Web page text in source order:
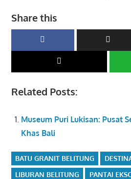
Share this
Related Posts:
Museum Puri Lukisan: Pusat
Khas Bali
BATU GRANIT BELITUNG
LIBURAN BELITUNG
PANTAI